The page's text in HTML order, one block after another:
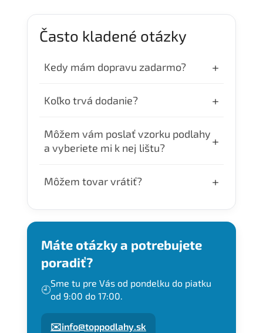
Často kladené otázky
Kedy mám dopravu zadarmo? +
Dopravu zdarma máte pri objednávke nad
Koľko trvá dodanie? +
Objednávky uhradené do 10:00 odosielame
ešte v ten deň. Doručenie je v pracovné 24–
48 hodín.
Môžem vám poslať vzorku podlahy
a vyberiete mi k nej lištu?
+
Áno. Ak nám pošlete vzorku Vašej podlahy,
Môžem tovar vrátiť? +
Tovar môžete vrátiť do 14 dní od dňa kedy
Vám ho doniesol kuriér. Tovar je treba
Vám pri žiadosti o vrátenie zašleme
mailom.
Máte otázky a potrebujete
poradiť?
🕘
Sme tu pre Vás od pondelku do piatku
od 9:00 do 17:00.
✉️info@toppodlahy.sk